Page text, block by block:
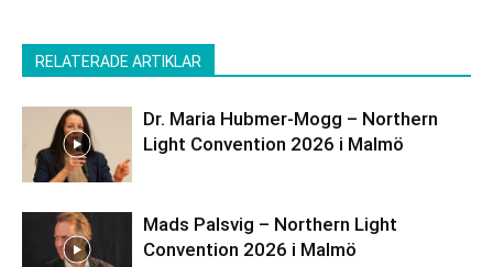
RELATERADE ARTIKLAR
Dr. Maria Hubmer-Mogg – Northern
Light Convention 2026 i Malmö
Mads Palsvig – Northern Light
Convention 2026 i Malmö